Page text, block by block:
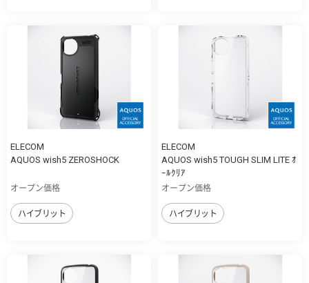
ELECOM
AQUOS wish5 ZEROSHOCK
オープン価格
ハイブリット
ELECOM
AQUOS wish5 TOUGH SLIM LITE ｵ
ｰﾙｸﾘｱ
オープン価格
ハイブリット